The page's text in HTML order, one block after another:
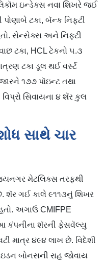
ઇન્ડેક્સ નવા શિખરે જઈ
ટકા, બૅન્ક નિફ્ટી
સેન્સેક્સ અને નિફ્ટી
ટકા, HCL ટેકનો ૫.૩
ટકા ડૂલ થઈ વર્સ્ટ
૧૭૭ પૉઇન્ટ તથા
સિવાયના ૪ શૅર કુલ
સાથે ચાર
મેટલિક્સ તરફથી
શૅર ગઈ કાલે ૯૧૧૩નું શિખર
અગાઉ CMIFPE
કંપનીના શૅરની ફેસવૅલ્યુ
માત્ર ૪૯૪ લાખ છે. વિદેશી
બોનસની રાહ જોવાય